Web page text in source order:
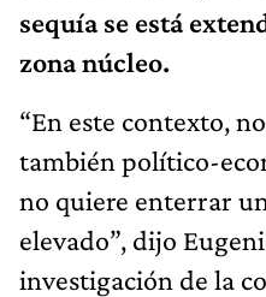
sequía se está
zona núcleo.
“En este contexto,
también político-
no quiere enterrar
elevado”, dijo
investigación de la